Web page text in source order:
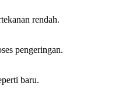
rendah.
pengeringan.
baru.